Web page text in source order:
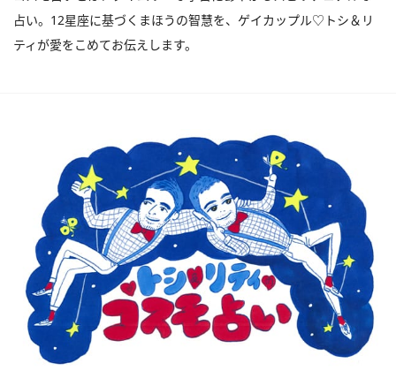
占い。12星座に基づくまほうの智慧を、ゲイカップル♡トシ＆リ
ティが愛をこめてお伝えします。